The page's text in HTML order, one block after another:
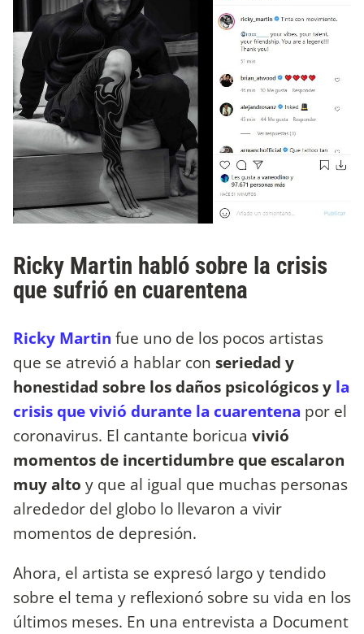
Ricky Martin habló sobre la crisis
que sufrió en cuarentena
Ricky Martin fue uno de los pocos artistas
que se atrevió a hablar con seriedad y
honestidad sobre los daños psicológicos y la
crisis que vivió durante la cuarentena por el
coronavirus. El cantante boricua vivió
momentos de incertidumbre que escalaron
muy alto y que al igual que muchas personas
alrededor del globo lo llevaron a vivir
momentos de depresión.
Ahora, el artista se expresó largo y tendido
sobre el tema y reflexionó sobre su vida en los
últimos meses. En una entrevista a Document